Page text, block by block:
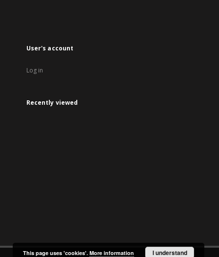
User's account
Log in
Recently viewed
This page uses 'cookies'. More information I understand